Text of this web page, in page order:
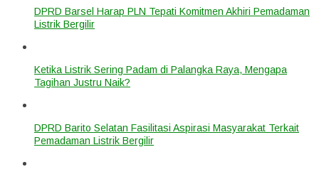
DPRD Barsel Harap PLN Tepati Komitmen Akhiri Pemadaman
Listrik Bergilir
Ketika Listrik Sering Padam di Palangka Raya, Mengapa
Tagihan Justru Naik?
DPRD Barito Selatan Fasilitasi Aspirasi Masyarakat Terkait
Pemadaman Listrik Bergilir